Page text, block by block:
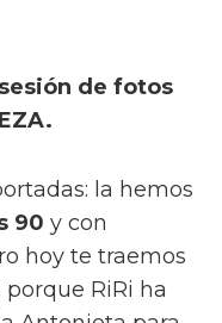
sesión de fotos
la hemos
90 y con
hoy te traemos
RiRi ha